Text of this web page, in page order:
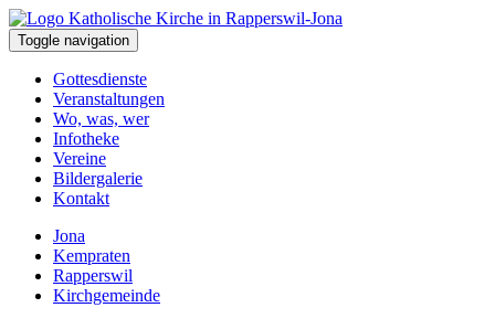
Toggle navigation
Gottesdienste
Veranstaltungen
Wo, was, wer
Infotheke
Vereine
Bildergalerie
Kontakt
Jona
Kempraten
Rapperswil
Kirchgemeinde